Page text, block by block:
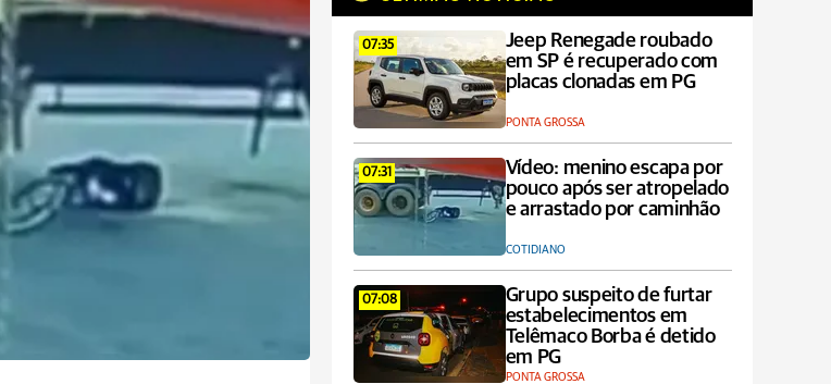
07:35
Jeep Renegade roubado
em SP é recuperado com
placas clonadas em PG
PONTA GROSSA
07:31
Vídeo: menino escapa por
pouco após ser atropelado
e arrastado por caminhão
COTIDIANO
07:08
Grupo suspeito de furtar
estabelecimentos em
Telêmaco Borba é detido
em PG
PONTA GROSSA